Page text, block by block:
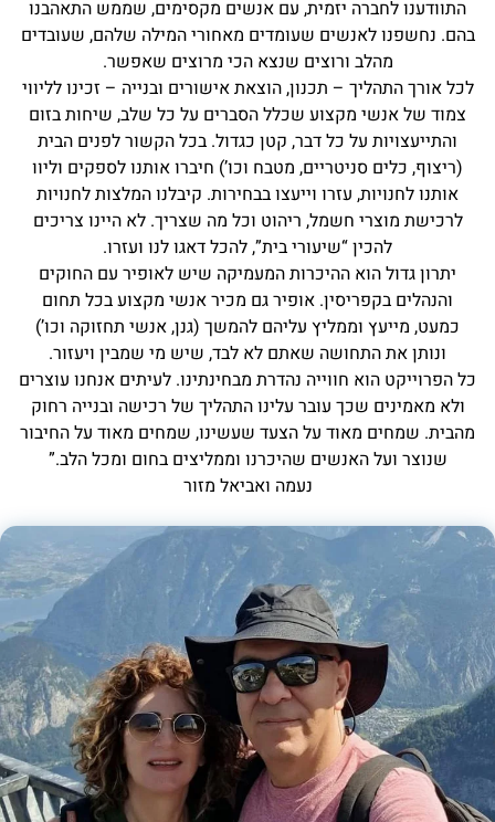
התוודענו לחברה יזמית, עם אנשים מקסימים, שממש התאהבנו
בהם. נחשפנו לאנשים שעומדים מאחורי המילה שלהם, שעובדים
מהלב ורוצים שנצא הכי מרוצים שאפשר.
לכל אורך התהליך – תכנון, הוצאת אישורים ובנייה – זכינו לליווי
צמוד של אנשי מקצוע שכלל הסברים על כל שלב, שיחות בזום
והתייעצויות על כל דבר, קטן כגדול. בכל הקשור לפנים הבית
(ריצוף, כלים סניטריים, מטבח וכו’) חיברו אותנו לספקים וליוו
אותנו לחנויות, עזרו וייעצו בבחירות. קיבלנו המלצות לחנויות
לרכישת מוצרי חשמל, ריהוט וכל מה שצריך. לא היינו צריכים
להכין “שיעורי בית”, להכל דאגו לנו ועזרו.
יתרון גדול הוא ההיכרות המעמיקה שיש לאופיר עם החוקים
והנהלים בקפריסין. אופיר גם מכיר אנשי מקצוע בכל תחום
כמעט, מייעץ וממליץ עליהם להמשך (גנן, אנשי תחזוקה וכו’)
ונותן את התחושה שאתם לא לבד, שיש מי שמבין ויעזור.
כל הפרוייקט הוא חווייה נהדרת מבחינתינו. לעיתים אנחנו עוצרים
ולא מאמינים שכך עובר עלינו התהליך של רכישה ובנייה רחוק
מהבית. שמחים מאוד על הצעד שעשינו, שמחים מאוד על החיבור
שנוצר ועל האנשים שהיכרנו וממליצים בחום ומכל הלב.”
נעמה ואביאל מזור